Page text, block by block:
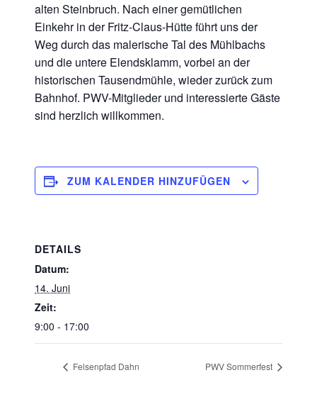
alten Steinbruch. Nach einer gemütlichen
Einkehr in der Fritz-Claus-Hütte führt uns der
Weg durch das malerische Tal des Mühlbachs
und die untere Elendsklamm, vorbei an der
historischen Tausendmühle, wieder zurück zum
Bahnhof. PWV-Mitglieder und interessierte Gäste
sind herzlich willkommen.
ZUM KALENDER HINZUFÜGEN
DETAILS
Datum:
14. Juni
Zeit:
9:00 - 17:00
Felsenpfad Dahn PWV Sommerfest